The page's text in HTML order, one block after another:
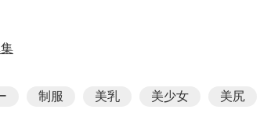
制服 美乳 美少女 美尻